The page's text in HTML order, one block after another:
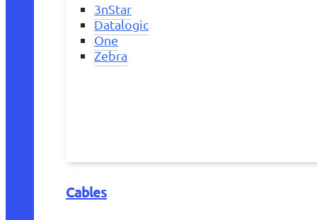
3nStar
Datalogic
One
Zebra
Cables